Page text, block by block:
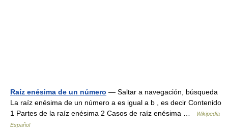
Raíz enésima de un número — Saltar a navegación, búsqueda
La raíz enésima de un número a es igual a b , es decir Contenido
1 Partes de la raíz enésima 2 Casos de raíz enésima …
Wikipedia
Español